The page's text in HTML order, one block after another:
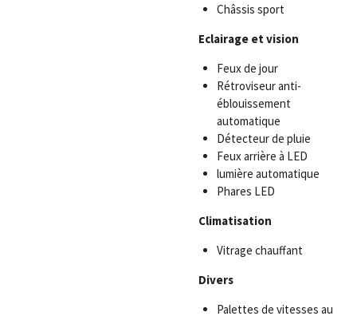
Châssis sport
Eclairage et vision
Feux de jour
Rétroviseur anti-
éblouissement
automatique
Détecteur de pluie
Feux arrière à LED
lumière automatique
Phares LED
Climatisation
Vitrage chauffant
Divers
Palettes de vitesses au